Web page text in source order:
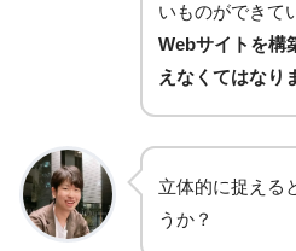
いものができて
Webサイトを構
えなくてはなり
立体的に捉える
うか？